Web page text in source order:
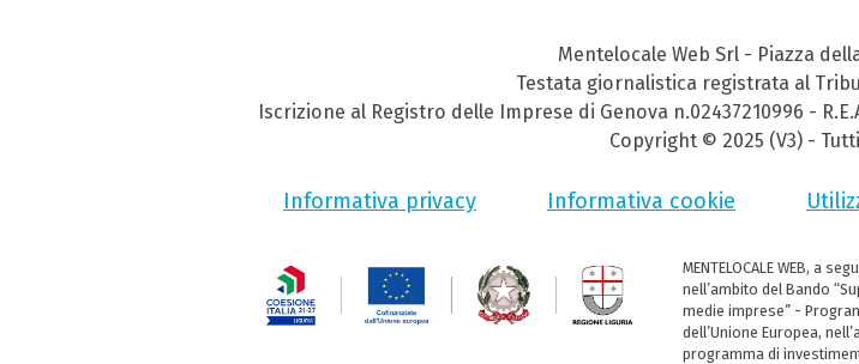
Mentelocale Web Srl - Piazza
Testata giornalistica registrata al
Iscrizione al Registro delle Imprese di Genova n.02437210996 -
Copyright © 2025 (V3) -
Informativa privacy Informativa cookie
MENTELOCALE WEB, a
nell’ambito del Bando
medie imprese” -
dell’Unione Europea,
programma di